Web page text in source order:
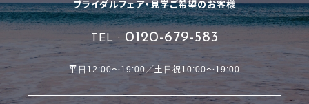
ブライダルフェア・見学ご希望のお客様
TEL : 0120-679-583
平日12:00～19:00／土日祝10:00～19:00